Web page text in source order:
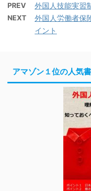
PREV 外国人技能実
NEXT
外国人労働者保
イント
アマゾン１位の人気